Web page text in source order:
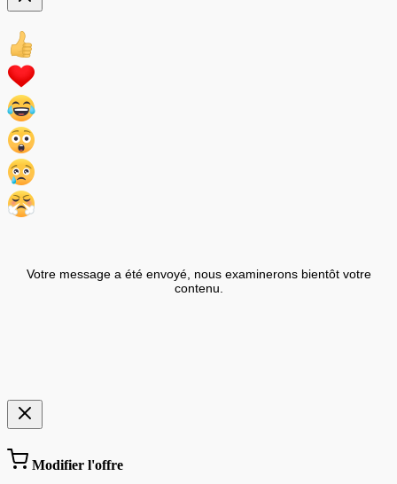
Votre message a été envoyé, nous examinerons bientôt votre
contenu.
Modifier l'offre